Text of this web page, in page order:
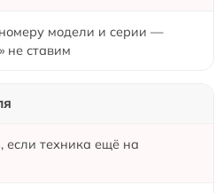
модели и серии —
не ставим
если техника ещё на